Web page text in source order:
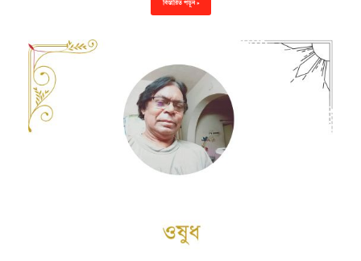
বিস্তারিত পড়ুন »